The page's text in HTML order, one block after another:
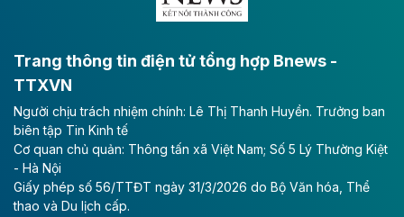
Long Thành
Tổng công ty Cảng hàng không Việt Nam - CTCP
(ACV) vừa lập kỷ lục mới về lợi nhuận trong quý
II/2026.
Theo baodautu.vn
Vinaconex lập đỉnh doanh thu
Trang thông tin điện tử tổng hợp Bnews -
TTXVN
Người chịu trách nhiệm chính: Lê Thị Thanh Huyền. Trưởng ban
biên tập Tin Kinh tế
Cơ quan chủ quản: Thông tấn xã Việt Nam; Số 5 Lý Thường Kiệt
- Hà Nội
Giấy phép số 56/TTĐT ngày 31/3/2026 do Bộ Văn hóa, Thể
thao và Du lịch cấp.